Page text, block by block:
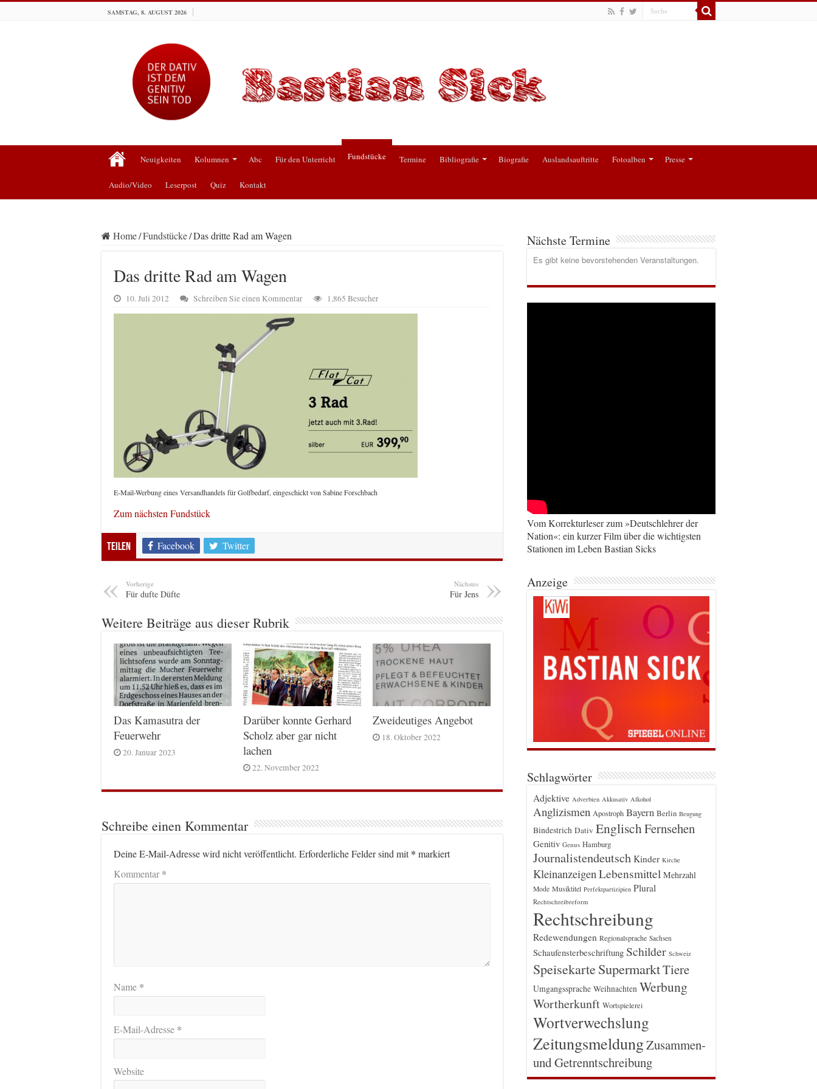
SAMSTAG, 8. AUGUST 2026
Neuigkeiten Kolumnen Abc Für den Unterricht Fundstücke Termine Bibliografie Biografie Auslandsauftritte Fotoalben Presse
Audio/Video Leserpost Quiz Kontakt
Home/Fundstücke/Das dritte Rad am Wagen
Das dritte Rad am Wagen
10. Juli 2012 Schreiben Sie einen Kommentar 1,865 Besucher
E-Mail-Werbung eines Versandhandels für Golfbedarf, eingeschickt von Sabine Forschbach
Zum nächsten Fundstück
Teilen Facebook Twitter
Vorherige
Für dufte Düfte
Nächstes
Für Jens
Weitere Beiträge aus dieser Rubrik
Das Kamasutra der
Feuerwehr
20. Januar 2023
Darüber konnte Gerhard
Scholz aber gar nicht
lachen
22. November 2022
Zweideutiges Angebot
18. Oktober 2022
Schreibe einen Kommentar
Deine E-Mail-Adresse wird nicht veröffentlicht. Erforderliche Felder sind mit* markiert
Kommentar*
Name *
E-Mail-Adresse *
Website
Nächste Termine
Es gibt keine bevorstehenden Veranstaltungen.
Vom Korrekturleser zum »Deutschlehrer der
Nation«: ein kurzer Film über die wichtigsten
Stationen im Leben Bastian Sicks
Anzeige
Schlagwörter
Adjektive Adverbien Akkusativ Alkohol
Anglizismen Apostroph Bayern Berlin Beugung
Bindestrich Dativ EnglischFernsehen
Genitiv Genus Hamburg
Journalistendeutsch Kinder Kirche
Kleinanzeigen Lebensmittel Mehrzahl
Mode Musiktitel Perfektpartizipien Plural
Rechtschreibreform
Rechtschreibung
Redewendungen Regionalsprache Sachsen
Schaufensterbeschriftung Schilder Schweiz
Speisekarte SupermarktTiere
Umgangssprache Weihnachten Werbung
Wortherkunft Wortspielerei
Wortverwechslung
ZeitungsmeldungZusammen-
und Getrenntschreibung